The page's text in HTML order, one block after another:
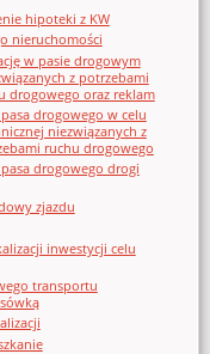
hipoteki z KW
nieruchomości
w pasie drogowym
z potrzebami
drogowego oraz reklam
drogowego w celu
niezwiązanych z
ruchu drogowego
drogowego drogi
zjazdu
inwestycji celu
transportu